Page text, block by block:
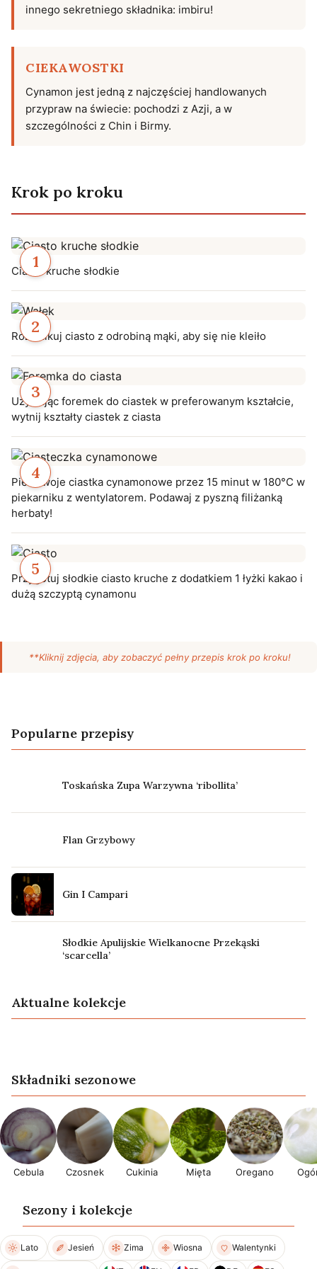
innego sekretniego składnika: imbiru!
CIEKAWOSTKI
Cynamon jest jedną z najczęściej handlowanych
przypraw na świecie: pochodzi z Azji, a w
szczególności z Chin i Birmy.
Krok po kroku
Ciasto kruche słodkie
Rozwałkuj ciasto z odrobiną mąki, aby się nie kleiło
Używając foremek do ciastek w preferowanym kształcie,
wytnij kształty ciastek z ciasta
Piec swoje ciastka cynamonowe przez 15 minut w 180°C w
piekarniku z wentylatorem. Podawaj z pyszną filiżanką
herbaty!
Przygotuj słodkie ciasto kruche z dodatkiem 1 łyżki kakao i
dużą szczyptą cynamonu
**Kliknij zdjęcia, aby zobaczyć pełny przepis krok po kroku!
Popularne przepisy
Toskańska Zupa Warzywna ‘ribollita’
Flan Grzybowy
Gin I Campari
Słodkie Apulijskie Wielkanocne Przekąski
‘scarcella’
Aktualne kolekcje
Lato Przepisy wegańskie
Składniki sezonowe
Cebula Czosnek Cukinia Mięta Oregano
Sezony i kolekcje
Lato Jesień Zima Wiosna Walentynki